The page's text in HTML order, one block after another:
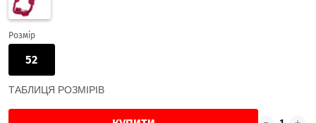
Розмір
52
ТАБЛИЦЯ РОЗМІРІВ